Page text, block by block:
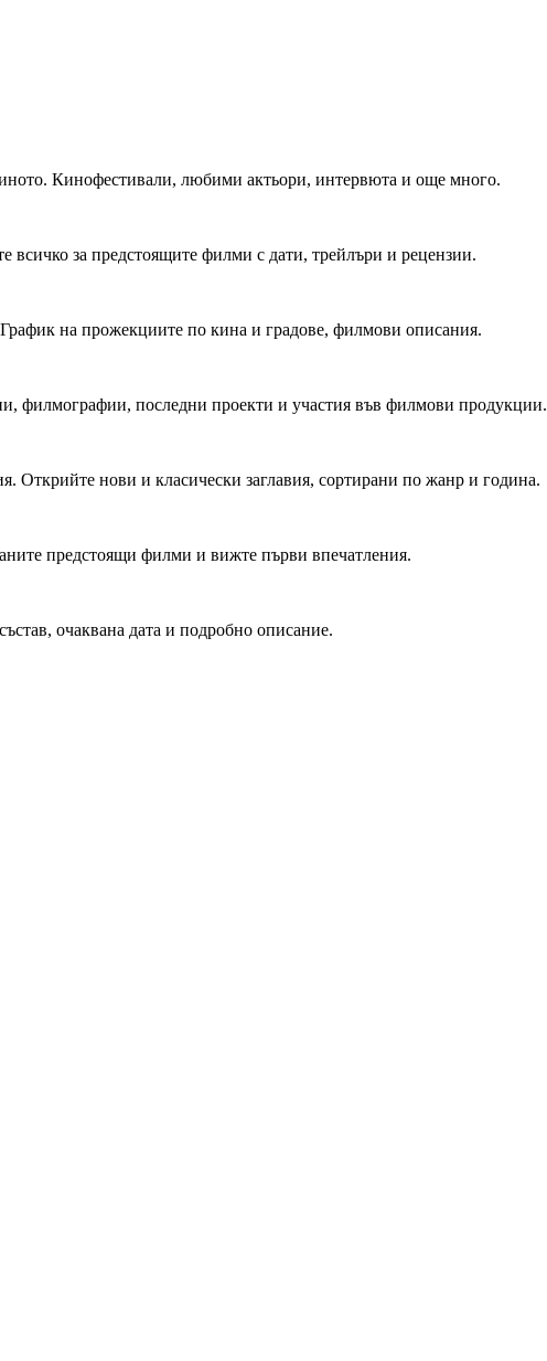
Кинофестивали, любими актьори, интервюта и още много.
всичко за предстоящите филми с дати, трейлъри и рецензии.
на прожекциите по кина и градове, филмови описания.
филмографии, последни проекти и участия във филмови продукции.
Открийте нови и класически заглавия, сортирани по жанр и година.
предстоящи филми и вижте първи впечатления.
очаквана дата и подробно описание.